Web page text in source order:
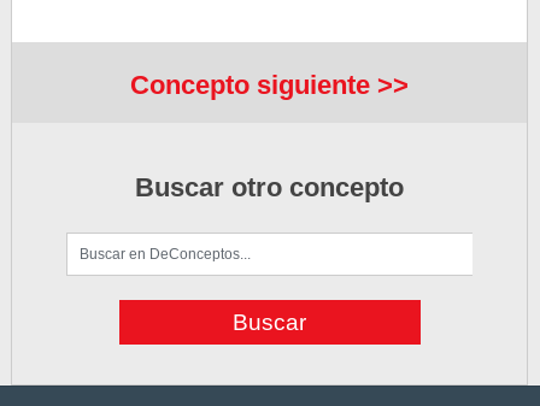
Concepto siguiente >>
Buscar otro concepto